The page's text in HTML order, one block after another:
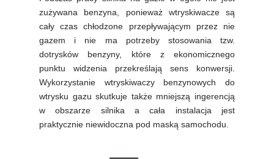
zużywana benzyna, ponieważ wtryskiwacze są
cały czas chłodzone przepływającym przez nie
gazem i nie ma potrzeby stosowania tzw.
dotrysków benzyny, które z ekonomicznego
punktu widzenia przekreślają sens konwersji.
Wykorzystanie wtryskiwaczy benzynowych do
wtrysku gazu skutkuje także mniejszą ingerencją
w obszarze silnika a cała instalacja jest
praktycznie niewidoczna pod maską samochodu.